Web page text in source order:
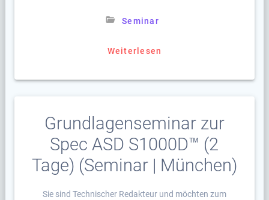
Seminar
Weiterlesen
Grundlagenseminar zur
Spec ASD S1000D™ (2
Tage) (Seminar | München)
Sie sind Technischer Redakteur und möchten zum